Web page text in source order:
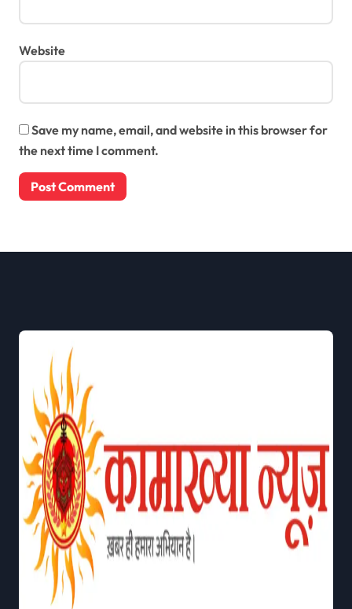
Website
Save my name, email, and website in this browser for
the next time I comment.